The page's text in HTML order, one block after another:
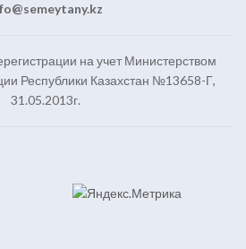
на учет Министерством
Республики Казахстан №13658-Г,
31.05.2013г.